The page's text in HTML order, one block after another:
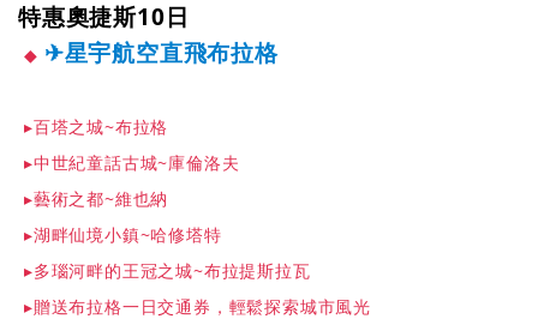
俄羅斯．中亞．蒙古國
會員專區
出團搜尋
旅遊講座
特惠奧捷斯10日
✈星宇航空直飛布拉格
▸百塔之城~布拉格
▸中世紀童話古城~庫倫洛夫
▸藝術之都~維也納
▸湖畔仙境小鎮~哈修塔特
▸多瑙河畔的王冠之城~布拉提斯拉瓦
▸贈送布拉格一日交通券，輕鬆探索城市風光